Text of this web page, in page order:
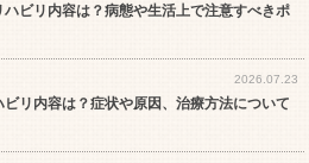
ハビリ内容は？病態や生活上で注意すべきポ
2026.07.23
ビリ内容は？症状や原因、治療方法について